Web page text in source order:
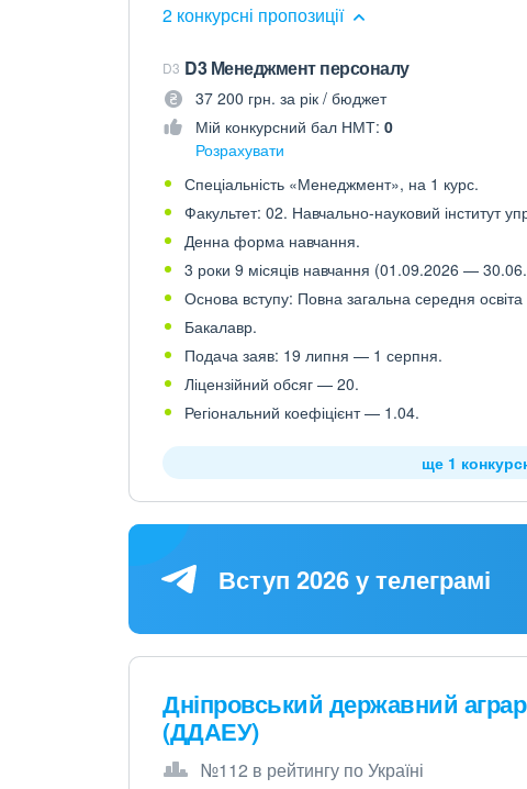
2 конкурсні пропозиції
D3 D3 Менеджмент персоналу
37 200 грн. за рік / бюджет
Мій конкурсний бал НМТ: 0
Розрахувати
Спеціальність «Менеджмент», на 1 курс.
Факультет: 02. Навчально-науковий інститут
Денна форма навчання.
3 роки 9 місяців навчання (01.09.2026 —
Основа вступу: Повна загальна середня освіта
Бакалавр.
Подача заяв: 19 липня — 1 серпня.
Ліцензійний обсяг — 20.
Регіональний коефіцієнт — 1.04.
ще 1
Вступ 2026 у телеграмі
Дніпровський державний
(ДДАЕУ)
№112 в рейтингу по Україні